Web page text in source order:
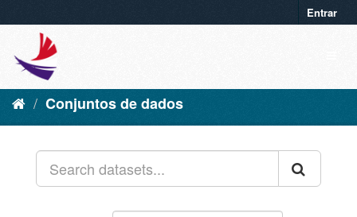
Entrar
Conjuntos de dados